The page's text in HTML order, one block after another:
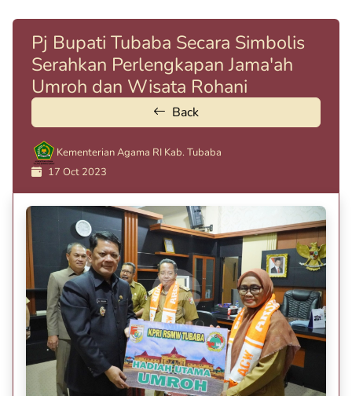
Pj Bupati Tubaba Secara Simbolis
Serahkan Perlengkapan Jama'ah
Umroh dan Wisata Rohani
Back
Kementerian Agama RI Kab. Tubaba
17 Oct 2023